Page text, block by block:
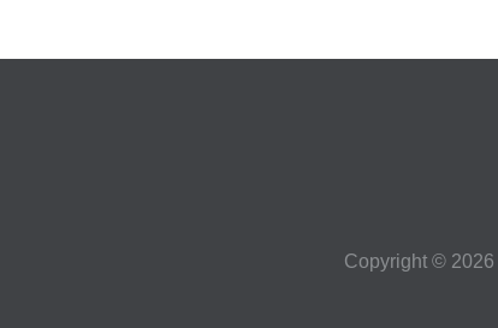
Copyright © 2026